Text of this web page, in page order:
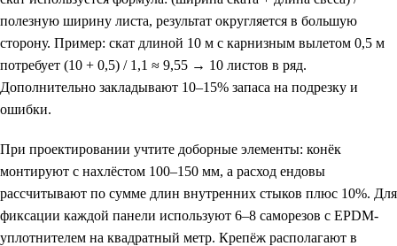
полезную ширину листа, результат округляется в большую
сторону. Пример: скат длиной 10 м с карнизным вылетом 0,5 м
потребует (10 + 0,5) / 1,1 ≈ 9,55 → 10 листов в ряд.
Дополнительно закладывают 10–15% запаса на подрезку и
ошибки.
При проектировании учтите доборные элементы: конёк
монтируют с нахлёстом 100–150 мм, а расход ендовы
рассчитывают по сумме длин внутренних стыков плюс 10%. Для
фиксации каждой панели используют 6–8 саморезов с EPDM-
уплотнителем на квадратный метр. Крепёж располагают в